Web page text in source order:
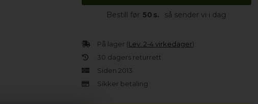
Bestill før 50 s. så sender vi i dag
På lager (Lev. 2-4 virkedager).
30 dagers returrett
Siden 2013
Sikker betaling